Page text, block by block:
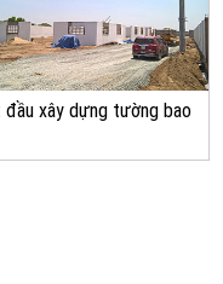
đầu xây dựng tường bao